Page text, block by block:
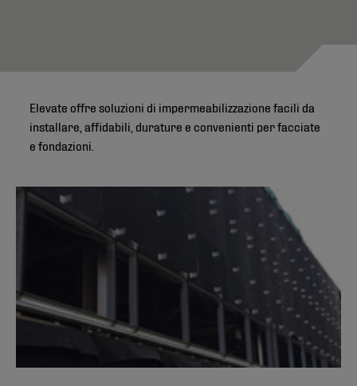
Elevate offre soluzioni di impermeabilizzazione facili da
installare, affidabili, durature e convenienti per facciate
e fondazioni.